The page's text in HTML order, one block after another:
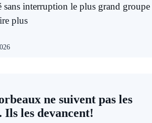
sans interruption le plus grand groupe
plus
ne suivent pas les
Ils les devancent!